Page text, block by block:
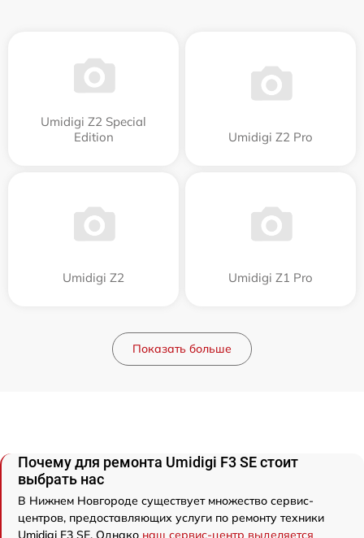
Umidigi Z2 Special
Edition
Umidigi Z2 Pro
Umidigi Z2 Umidigi Z1 Pro
Показать больше
Почему для ремонта Umidigi F3 SE стоит
выбрать нас
В Нижнем Новгороде существует множество сервис-
центров, предоставляющих услуги по ремонту техники
Umidigi F3 SE. Однако наш сервис-центр выделяется